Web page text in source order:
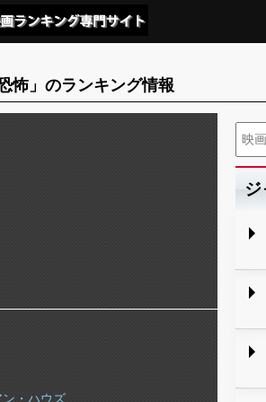
怖」のランキング情報
・ハウズ